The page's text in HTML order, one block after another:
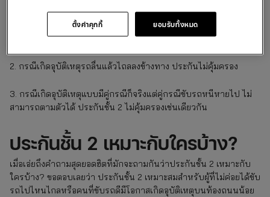
1. ประกันชั้น 2 ไม่มีคู่กรณีจะไม่สามารถยื่นเคลมได้ หากขับรถชน
สิ่งของ, ชนกำแพง, ชนเสาไฟฟ้าหรือขับรถชนรั้วบ้าน ออเจ้าต้องซ่อมรถ
2. กรณีเกิดอุบัติเหตุรถลื่นแล้วไถลลงข้างทาง ประกันไม่คุ้มครอง
3. กรณีเกิดอุบัติเหตุแบบมีคู่กรณีก็จริงแต่คู่กรณีขับรถหนีหายไป ไม่
สามารถตามตัวได้ ประกันชั้น 2 ไม่คุ้มครองเช่นเดียวกัน
ประกันชั้น 2 เหมาะกับใครบ้าง?
เมื่อเอ่ยถึงคำถามสุดยอดฮิตที่มักจะถามกันว่าประกันชั้น 2 เหมาะกับ
ใครบ้าง? ขอตอบเลยว่า ประกันชั้น 2 เหมาะสมสำหรับผู้ที่ไม่ค่อยได้ขับ
รถไปไหนไกลหรือคนที่ขับรถดีมีโอกาสเกิดอุบัติเหตุบนท้องถนนน้อย
ยอมรับทั้งหมด
ตั้งค่าคุกกี้